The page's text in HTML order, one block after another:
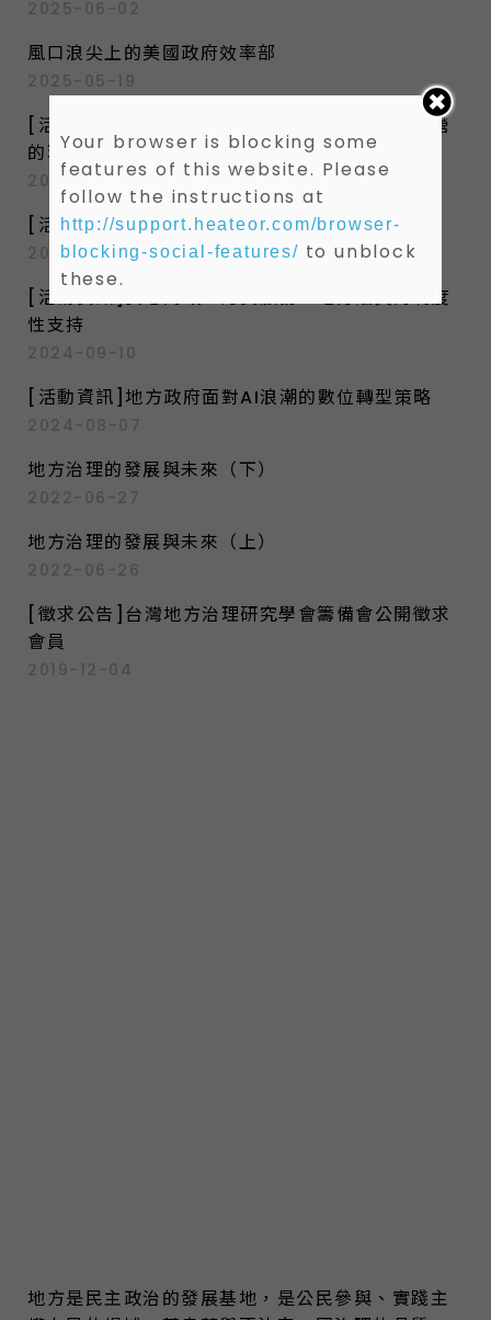
2025-06-02
風口浪尖上的美國政府效率部
2025-05-19
[活動資訊]臺灣地方宗教的海內外連結、永續經營
的現況與挑戰
2024-10-18
[活動資訊]女性參政的挑戰與問題
2024-10-04
[活動資訊]安心問政、認真服務：地方議員的制度
性支持
2024-09-10
[活動資訊]地方政府面對AI浪潮的數位轉型策略
2024-08-07
地方治理的發展與未來（下）
2022-06-27
地方治理的發展與未來（上）
2022-06-26
[徵求公告]台灣地方治理研究學會籌備會公開徵求
會員
2019-12-04
地方是民主政治的發展基地，是公民參與、實踐主
Your browser is blocking some
features of this website. Please
follow the instructions at
http://support.heateor.com/browser-
blocking-social-features/ to unblock
these.